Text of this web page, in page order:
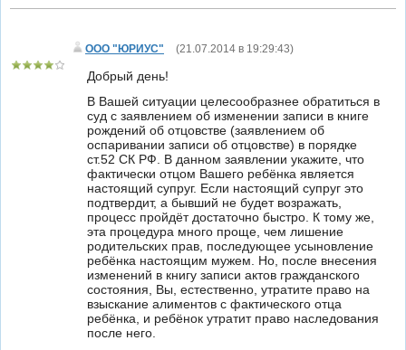
ООО "ЮРИУС" (21.07.2014 в 19:29:43)
Добрый день!
В Вашей ситуации целесообразнее обратиться в
суд с заявлением об изменении записи в книге
рождений об отцовстве (заявлением об
оспаривании записи об отцовстве) в порядке
ст.52 СК РФ. В данном заявлении укажите, что
фактически отцом Вашего ребёнка является
настоящий супруг. Если настоящий супруг это
подтвердит, а бывший не будет возражать,
процесс пройдёт достаточно быстро. К тому же,
эта процедура много проще, чем лишение
родительских прав, последующее усыновление
ребёнка настоящим мужем. Но, после внесения
изменений в книгу записи актов гражданского
состояния, Вы, естественно, утратите право на
взыскание алиментов с фактического отца
ребёнка, и ребёнок утратит право наследования
после него.